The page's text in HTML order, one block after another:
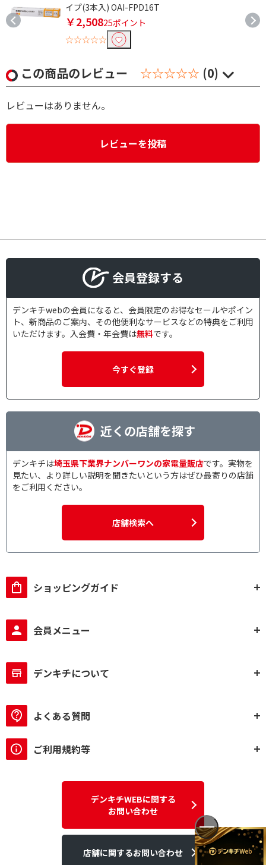
イプ(3本入) OAI-FPD16T
￥2,50825ポイント
☆☆☆☆☆
この商品のレビュー ☆☆☆☆☆ (0)
レビューはありません。
レビューを投稿
会員登録する
デンキチwebの会員になると、会員限定のお得なセールやポイン
ト、新商品のご案内、その他便利なサービスなどの特典をご利用
いただけます。入会費・年会費は無料です。
今すぐ登録
近くの店舗を探す
デンキチは埼玉県下業界ナンバーワンの家電量販店です。実物を
見たい、より詳しい説明を聞きたいという方はぜひ最寄りの店舗
をご利用ください。
店舗検索へ
ショッピングガイド
会員メニュー
デンキチについて
よくある質問
ご利用規約等
デンキチWEBに関する
お問い合わせ
店舗に関するお問い合わせ